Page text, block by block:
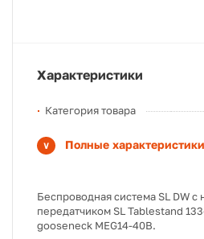
Характеристики
Категория товара
Полные характеристики
Беспроводная система SL DW с
передатчиком SL Tablestand
gooseneck MEG14-40B.